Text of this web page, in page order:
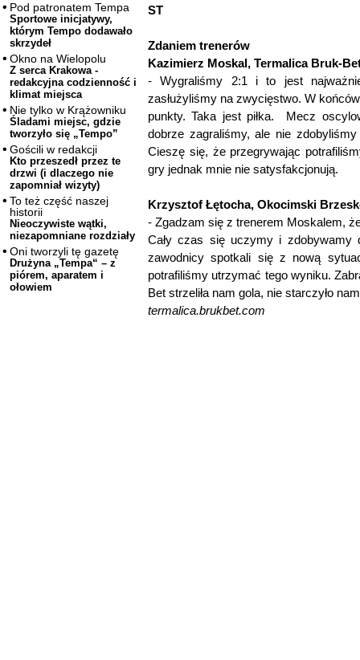
Pod patronatem Tempa
Sportowe inicjatywy,
którym Tempo dodawało
skrzydeł
Okno na Wielopolu
Z serca Krakowa -
redakcyjna codzienność i
klimat miejsca
Nie tylko w Krążowniku
Śladami miejsc, gdzie
tworzyło się „Tempo”
Gościli w redakcji
Kto przeszedł przez te
drzwi (i dlaczego nie
zapomniał wizyty)
To też część naszej
historii
Nieoczywiste wątki,
niezapomniane rozdziały
Oni tworzyli tę gazetę
Drużyna „Tempa“ – z
piórem, aparatem i
ołowiem
ST
Zdaniem trenerów
Kazimierz Moskal, Termalica Bruk-
- Wygraliśmy 2:1 i to jest
zasłużyliśmy na zwycięstwo. W
punkty. Taka jest piłka. Mecz
dobrze zagraliśmy, ale nie
Cieszę się, że przegrywając
gry jednak mnie nie satysfakcjonują.
Krzysztof Łętocha, Okocimski
- Zgadzam się z trenerem Moskalem,
Cały czas się uczymy i zdobywamy
zawodnicy spotkali się z nową
potrafiliśmy utrzymać tego wyniku.
Bet strzeliła nam gola, nie starczyło
termalica.brukbet.com